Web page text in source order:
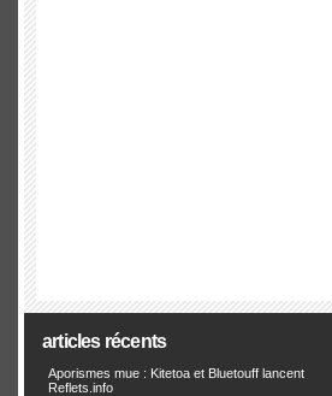
articles récents
Aporismes mue : Kitetoa et Bluetouff lancent
Reflets.info